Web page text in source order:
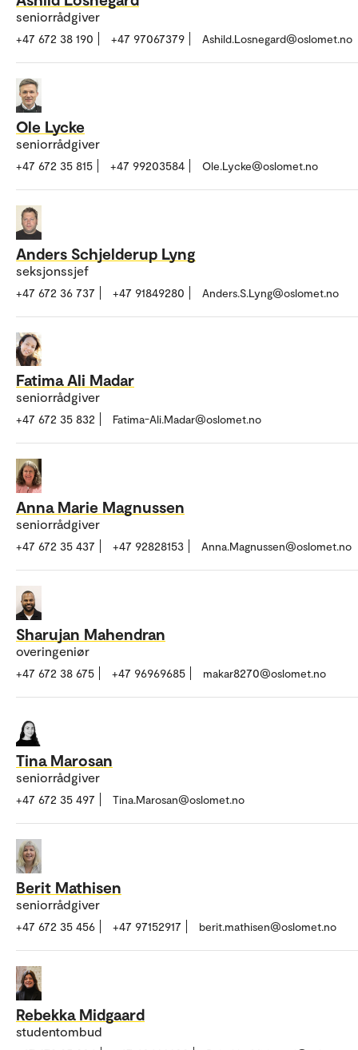
seniorrådgiver
+47 672 38 190 +47 97067379 Ashild.Losnegard@oslomet.no
Ole Lycke
seniorrådgiver
+47 672 35 815 +47 99203584 Ole.Lycke@oslomet.no
Anders Schjelderup Lyng
seksjonssjef
+47 672 36 737 +47 91849280 Anders.S.Lyng@oslomet.no
Fatima Ali Madar
seniorrådgiver
+47 672 35 832 Fatima-Ali.Madar@oslomet.no
Anna Marie Magnussen
seniorrådgiver
+47 672 35 437 +47 92828153 Anna.Magnussen@oslomet.no
Sharujan Mahendran
overingeniør
+47 672 38 675 +47 96969685 makar8270@oslomet.no
Tina Marosan
seniorrådgiver
+47 672 35 497 Tina.Marosan@oslomet.no
Berit Mathisen
seniorrådgiver
+47 672 35 456 +47 97152917 berit.mathisen@oslomet.no
Rebekka Midgaard
studentombud